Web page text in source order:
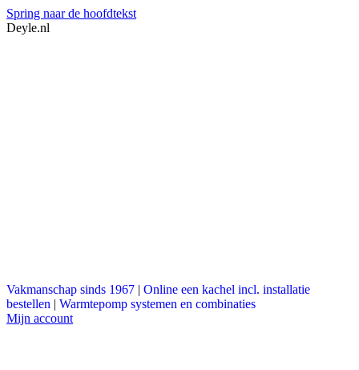
Spring naar de hoofdtekst
Deyle.nl
Vakmanschap sinds 1967 | Online een kachel incl. installatie
bestellen | Warmtepomp systemen en combinaties
Mijn account